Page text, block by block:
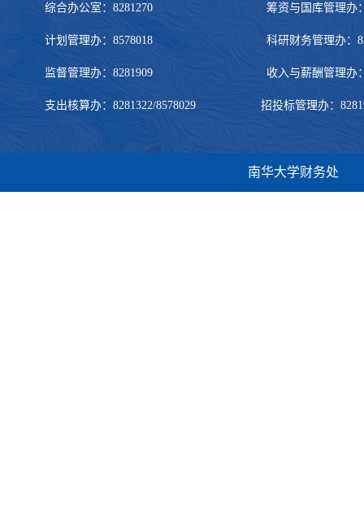
综合办公室：8281270 筹资与国库管理办：
计划管理办：8578018 科研财务管理办：
监督管理办：8281909 收入与薪酬管理办：
支出核算办：8281322/8578029 招投标管理办：
南华大学财务处